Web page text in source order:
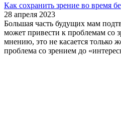
Как сохранить зрение во время
28 апреля 2023
Большая часть будущих мам
может привести к проблемам со
мнению, это не касается только
проблема со зрением до